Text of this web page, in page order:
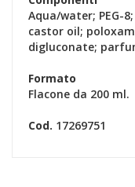
Aqua/water; PEG-
castor oil;
digluconate;
Formato
Flacone da 200 ml.
Cod. 17269751